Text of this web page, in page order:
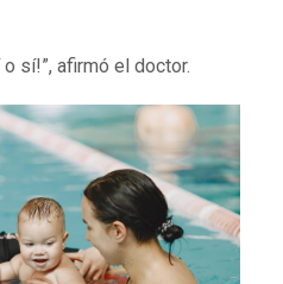
o sí!”, afirmó el doctor.